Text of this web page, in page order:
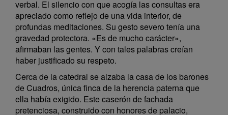
verbal. El silencio con que acogía las consultas era
apreciado como reflejo de una vida interior, de
profundas meditaciones. Su gesto severo tenía una
gravedad protectora. «Es de mucho carácter»,
afirmaban las gentes. Y con tales palabras creían
haber justificado su respeto.
Cerca de la catedral se alzaba la casa de los barones
de Cuadros, única finca de la herencia paterna que
ella había exigido. Este caserón de fachada
pretenciosa, construido con honores de palacio,